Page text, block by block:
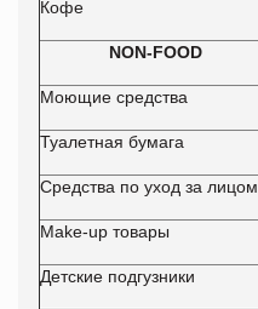
Кофе
NON-FOOD
Моющие средства
Туалетная бумага
Средства по уход за лицом
Make-up товары
Детские подгузники